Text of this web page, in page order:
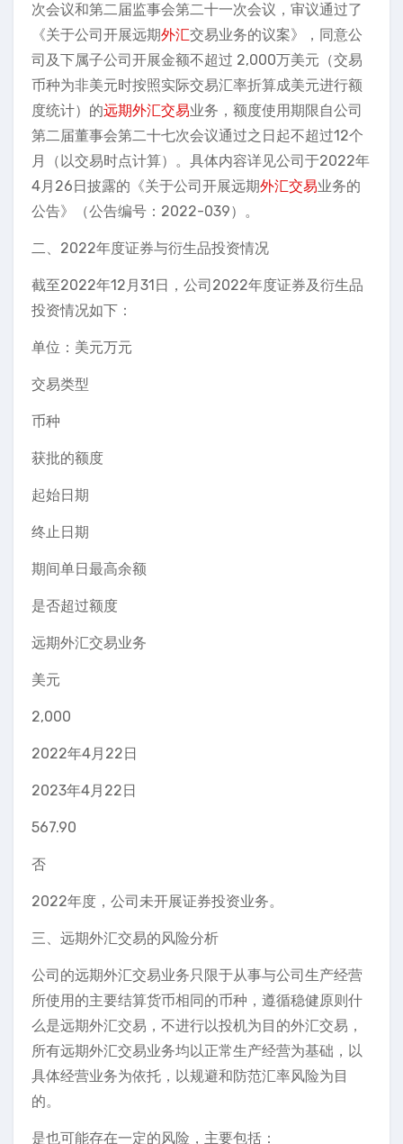
次会议和第二届监事会第二十一次会议，审议通过了
《关于公司开展远期外汇交易业务的议案》，同意公
司及下属子公司开展金额不超过 2,000万美元（交易
币种为非美元时按照实际交易汇率折算成美元进行额
度统计）的远期外汇交易业务，额度使用期限自公司
第二届董事会第二十七次会议通过之日起不超过12个
月（以交易时点计算）。具体内容详见公司于2022年
4月26日披露的《关于公司开展远期外汇交易业务的
公告》（公告编号：2022-039）。
二、2022年度证券与衍生品投资情况
截至2022年12月31日，公司2022年度证券及衍生品
投资情况如下：
单位：美元万元
交易类型
币种
获批的额度
起始日期
终止日期
期间单日最高余额
是否超过额度
远期外汇交易业务
美元
2,000
2022年4月22日
2023年4月22日
567.90
否
2022年度，公司未开展证券投资业务。
三、远期外汇交易的风险分析
公司的远期外汇交易业务只限于从事与公司生产经营
所使用的主要结算货币相同的币种，遵循稳健原则什
么是远期外汇交易，不进行以投机为目的外汇交易，
所有远期外汇交易业务均以正常生产经营为基础，以
具体经营业务为依托，以规避和防范汇率风险为目
的。
是也可能存在一定的风险，主要包括：